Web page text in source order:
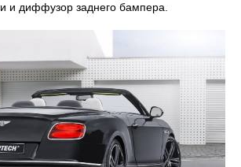
и диффузор заднего бампера.